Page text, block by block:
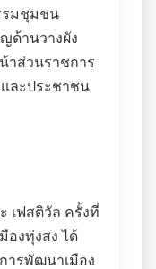
มชุมชน
ด้านวางผัง
าส่วนราชการ
ละประชาชน
เฟสติวัล ครั้งที่
องทุ่งสง ได้
ารพัฒนาเมือง